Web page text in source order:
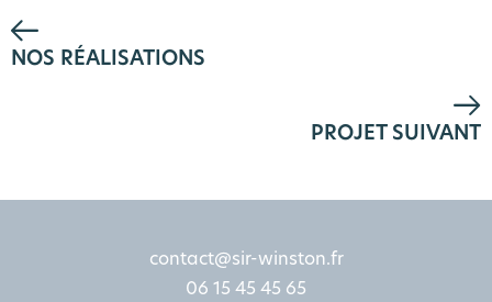
NOS RÉALISATIONS
PROJET SUIVANT
contact@sir-winston.fr
06 15 45 45 65